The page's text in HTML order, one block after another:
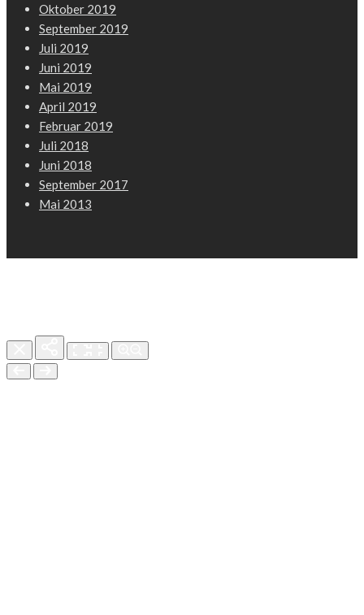
Oktober 2019
September 2019
Juli 2019
Juni 2019
Mai 2019
April 2019
Februar 2019
Juli 2018
Juni 2018
September 2017
Mai 2013